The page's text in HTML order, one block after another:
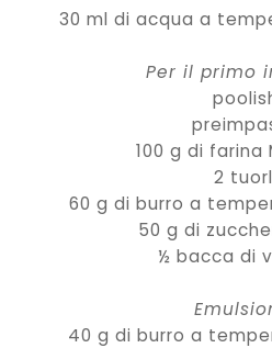
30 ml di acqua a
Per il primo
100 g di farina
2
60 g di burro a
50 g di
½ bacca di
40 g di burro a